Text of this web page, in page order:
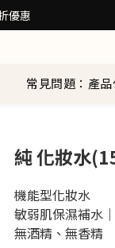
7折券
優惠
7折券
常見問題：產
純 化妝水
機能型化妝水
敏弱肌保濕補水
無酒精、無香精